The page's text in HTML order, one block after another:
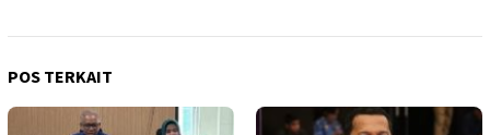
POS TERKAIT